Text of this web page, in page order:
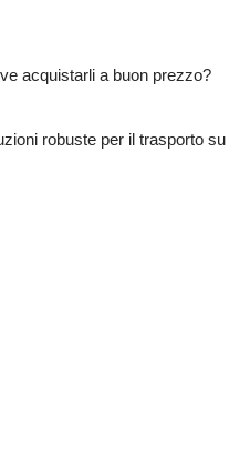
acquistarli a buon prezzo?
robuste per il trasporto su